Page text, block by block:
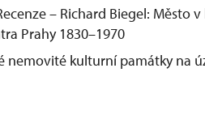
– Richard Biegel: Město
Prahy 1830–1970
nemovité kulturní památky na